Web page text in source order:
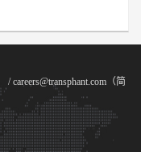
careers@transphant.com（简